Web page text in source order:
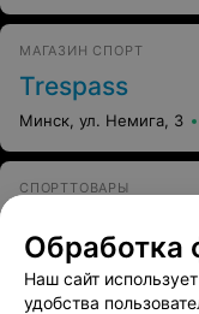
МАГАЗИН СПОРТ
Trespass
Минск, ул. Немига, 3
СПОРТТОВАРЫ
Минск, ул.
Обработка
Наш сайт
удобства